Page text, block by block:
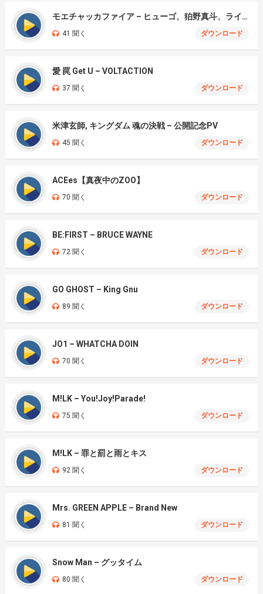
モエチャッカファイア – ヒューゴ、狛野真斗、ライト、セヴェリアン (Cover )
41 聞く ダウンロード
愛 罠 Get U – VOLTACTION
37 聞く ダウンロード
米津玄師, キングダム 魂の決戦 – 公開記念PV
45 聞く ダウンロード
ACEes【真夜中のZOO】
70 聞く ダウンロード
BE:FIRST – BRUCE WAYNE
72 聞く ダウンロード
GO GHOST – King Gnu
89 聞く ダウンロード
JO1 – WHATCHA DOIN
70 聞く ダウンロード
M!LK – You!Joy!Parade!
75 聞く ダウンロード
M!LK – 罪と罰と雨とキス
92 聞く ダウンロード
Mrs. GREEN APPLE – Brand New
81 聞く ダウンロード
Snow Man – グッタイム
80 聞く ダウンロード